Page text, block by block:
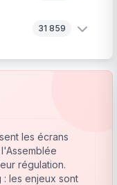
31 859
les écrans
régulation.
: les enjeux sont